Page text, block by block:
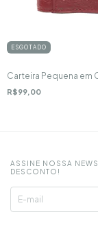
ESGOTADO
Carteira Pequena em
R$99,00
ASSINE NOSSA
DESCONTO!